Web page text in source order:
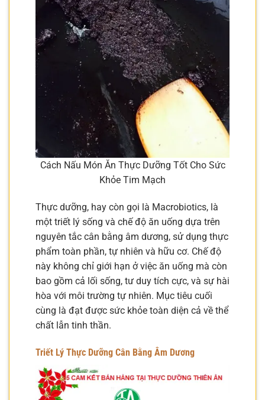
Cách Nấu Món Ăn Thực Dưỡng Tốt Cho Sức
Khỏe Tim Mạch
Thực dưỡng, hay còn gọi là Macrobiotics, là
một triết lý sống và chế độ ăn uống dựa trên
nguyên tắc cân bằng âm dương, sử dụng thực
phẩm toàn phần, tự nhiên và hữu cơ. Chế độ
này không chỉ giới hạn ở việc ăn uống mà còn
bao gồm cả lối sống, tư duy tích cực, và sự hài
hòa với môi trường tự nhiên. Mục tiêu cuối
cùng là đạt được sức khỏe toàn diện cả về thể
chất lẫn tinh thần.
Triết Lý Thực Dưỡng Cân Bằng Âm Dương